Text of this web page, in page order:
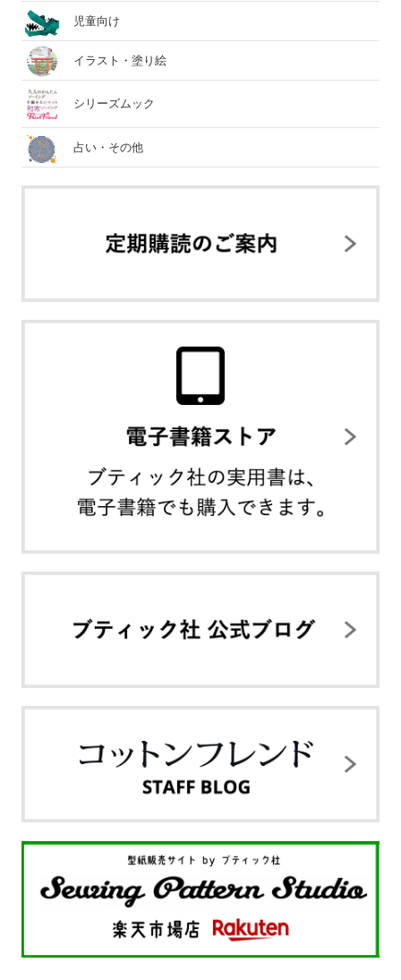
児童向け
イラスト・塗り絵
シリーズムック
占い・その他